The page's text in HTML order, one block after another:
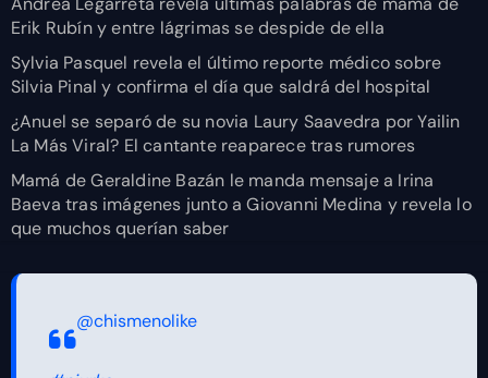
Erik Rubín y entre lágrimas se despide de ella
Sylvia Pasquel revela el último reporte médico sobre
Silvia Pinal y confirma el día que saldrá del hospital
¿Anuel se separó de su novia Laury Saavedra por Yailin
La Más Viral? El cantante reaparece tras rumores
Mamá de Geraldine Bazán le manda mensaje a Irina
Baeva tras imágenes junto a Giovanni Medina y revela lo
que muchos querían saber
@chismenolike